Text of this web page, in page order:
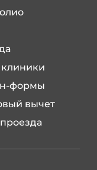
формы
вычет